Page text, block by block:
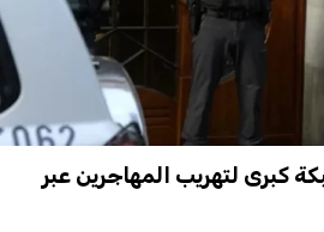
كبرى لتهريب المهاجرين عبر